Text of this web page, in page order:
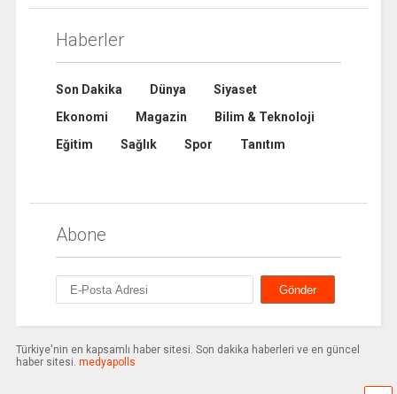
Haberler
Son Dakika Dünya
Siyaset
Ekonomi
Magazin
Bilim & Teknoloji
Eğitim
Sağlık Spor Tanıtım
Abone
Türkiye'nin en kapsamlı haber sitesi. Son dakika haberleri ve en güncel
haber sitesi. medyapolls